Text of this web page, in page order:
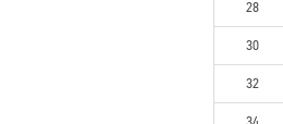
28
30
32